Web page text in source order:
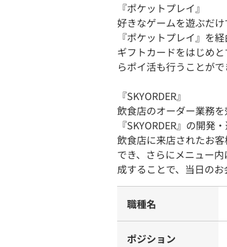
『ポケットプレイ』
好きなゲームを遊ぶだけ
『ポケットプレイ』を
ギフトカードをはじめ
らポイ活も行うことがで
『SKYORDER』
飲食店のオーダー業務
『SKYORDER』の開発
飲食店に来店されたお
でき、さらにメニュー
成することで、当日のお
職種名
ポジション